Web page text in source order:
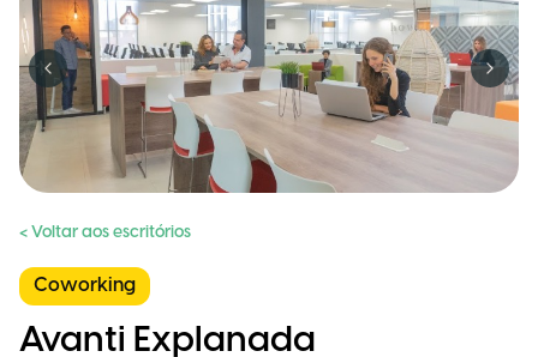
Previous slide Next
< Voltar aos escritórios
Coworking
Avanti Explanada